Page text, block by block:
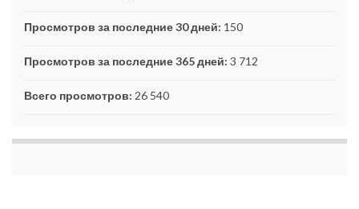
Просмотров за последние 30 дней: 150
Просмотров за последние 365 дней: 3 712
Всего просмотров: 26 540